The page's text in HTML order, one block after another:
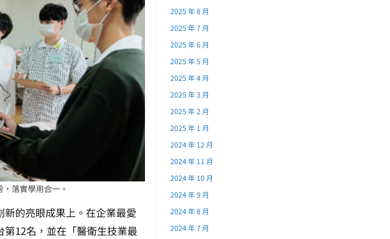
落實學用合一。
的亮眼成果上。在企業最愛
12名，並在「醫衛生技業最
2025 年 8 月
2025 年 7 月
2025 年 6 月
2025 年 5 月
2025 年 4 月
2025 年 3 月
2025 年 2 月
2025 年 1 月
2024 年 12 月
2024 年 11 月
2024 年 10 月
2024 年 9 月
2024 年 8 月
2024 年 7 月